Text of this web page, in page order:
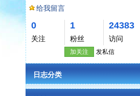
给我留言
0
关注
1
粉丝
24383
访问
加关注 发私信
日志分类